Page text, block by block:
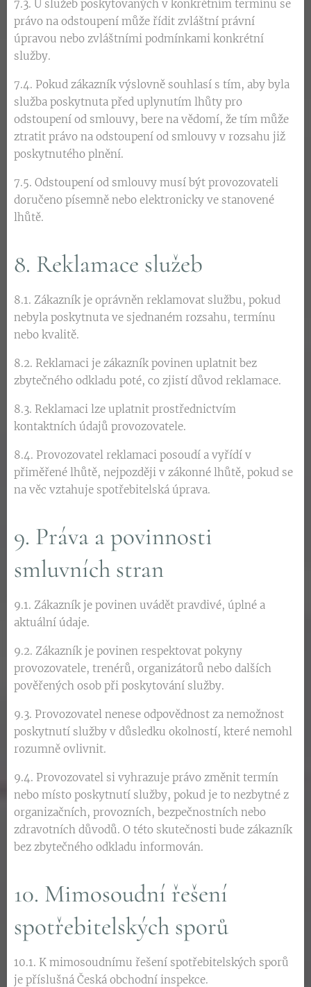
7.3. U služeb poskytovaných v konkrétním termínu se
právo na odstoupení může řídit zvláštní právní
úpravou nebo zvláštními podmínkami konkrétní
služby.
7.4. Pokud zákazník výslovně souhlasí s tím, aby byla
služba poskytnuta před uplynutím lhůty pro
odstoupení od smlouvy, bere na vědomí, že tím může
ztratit právo na odstoupení od smlouvy v rozsahu již
poskytnutého plnění.
7.5. Odstoupení od smlouvy musí být provozovateli
doručeno písemně nebo elektronicky ve stanovené
lhůtě.
8. Reklamace služeb
8.1. Zákazník je oprávněn reklamovat službu, pokud
nebyla poskytnuta ve sjednaném rozsahu, termínu
nebo kvalitě.
8.2. Reklamaci je zákazník povinen uplatnit bez
zbytečného odkladu poté, co zjistí důvod reklamace.
8.3. Reklamaci lze uplatnit prostřednictvím
kontaktních údajů provozovatele.
8.4. Provozovatel reklamaci posoudí a vyřídí v
přiměřené lhůtě, nejpozději v zákonné lhůtě, pokud se
na věc vztahuje spotřebitelská úprava.
9. Práva a povinnosti
smluvních stran
9.1. Zákazník je povinen uvádět pravdivé, úplné a
aktuální údaje.
9.2. Zákazník je povinen respektovat pokyny
provozovatele, trenérů, organizátorů nebo dalších
pověřených osob při poskytování služby.
9.3. Provozovatel nenese odpovědnost za nemožnost
poskytnutí služby v důsledku okolností, které nemohl
rozumně ovlivnit.
9.4. Provozovatel si vyhrazuje právo změnit termín
nebo místo poskytnutí služby, pokud je to nezbytné z
organizačních, provozních, bezpečnostních nebo
zdravotních důvodů. O této skutečnosti bude zákazník
bez zbytečného odkladu informován.
10. Mimosoudní řešení
spotřebitelských sporů
10.1. K mimosoudnímu řešení spotřebitelských sporů
je příslušná Česká obchodní inspekce.